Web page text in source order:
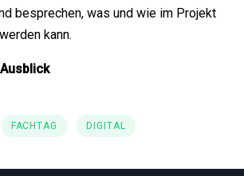
besprechen, was und wie im Projekt
kann.
Ausblick
FACHTAG DIGITAL